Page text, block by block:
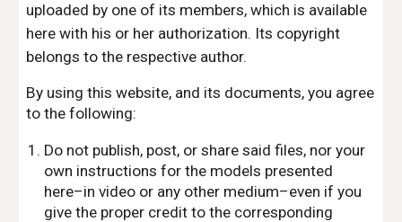
uploaded by one of its members, which is available
here with his or her authorization. Its copyright
belongs to the respective author.
By using this website, and its documents, you agree
to the following:
Do not publish, post, or share said files, nor your
own instructions for the models presented
here–in video or any other medium–even if you
give the proper credit to the corresponding